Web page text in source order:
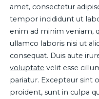
amet, consectetur
tempor incididunt ut
enim ad minim veniam,
ullamco laboris nisi ut
consequat. Duis aute
voluptate velit esse
pariatur. Excepteur sint
proident, sunt in culpa